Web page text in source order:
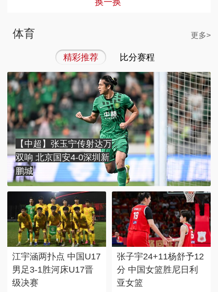
体育 更多>
精彩推荐 比分赛程
【中超】张玉宁传射达万
双响 北京国安4-0深圳新
鹏城
江宇涵两扑点 中国U17
男足3-1胜河床U17晋
级决赛
张子宇24+11杨舒予12
分 中国女篮胜尼日利
亚女篮